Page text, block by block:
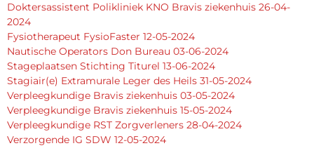
Doktersassistent Polikliniek KNO Bravis ziekenhuis 26-04-
2024
Fysiotherapeut FysioFaster 12-05-2024
Nautische Operators Don Bureau 03-06-2024
Stageplaatsen Stichting Titurel 13-06-2024
Stagiair(e) Extramurale Leger des Heils 31-05-2024
Verpleegkundige Bravis ziekenhuis 03-05-2024
Verpleegkundige Bravis ziekenhuis 15-05-2024
Verpleegkundige RST Zorgverleners 28-04-2024
Verzorgende IG SDW 12-05-2024